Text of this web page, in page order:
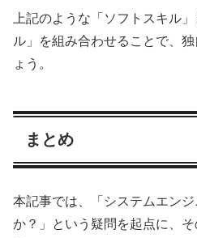
上記のような「ソフトスキル
ル」を組み合わせることで、
ょう。
まとめ
本記事では、「システムエン
か？」という疑問を起点に、